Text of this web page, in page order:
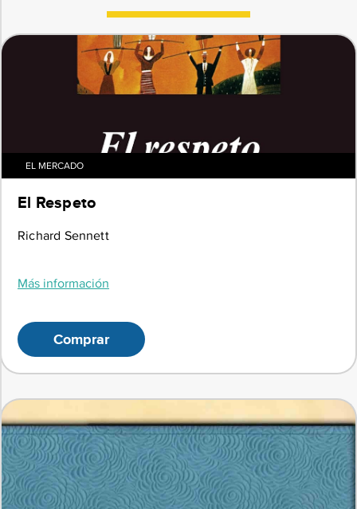
EL MERCADO
El Respeto
Richard Sennett
Más información
Comprar